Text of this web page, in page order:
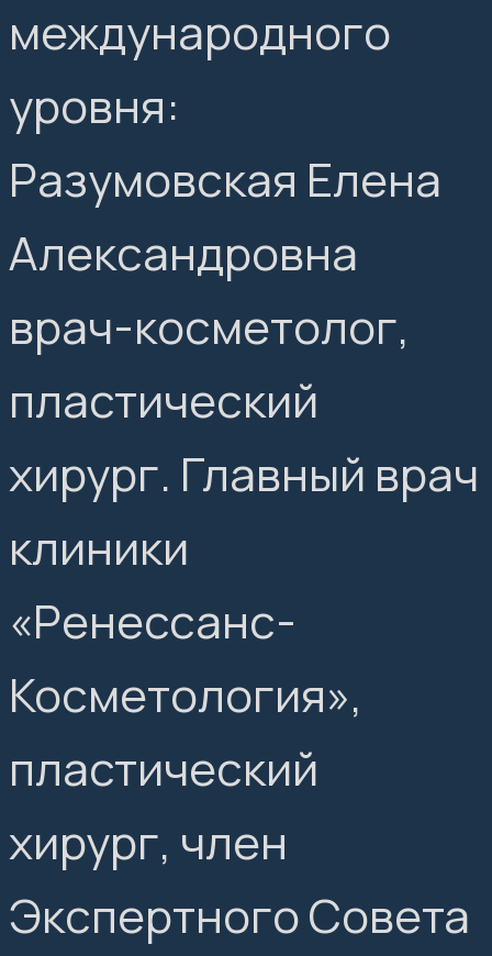
международного
уровня:
Разумовская Елена
Александровна
врач-косметолог,
пластический
хирург. Главный врач
клиники
«Ренессанс-
Косметология»,
пластический
хирург, член
Экспертного Совета